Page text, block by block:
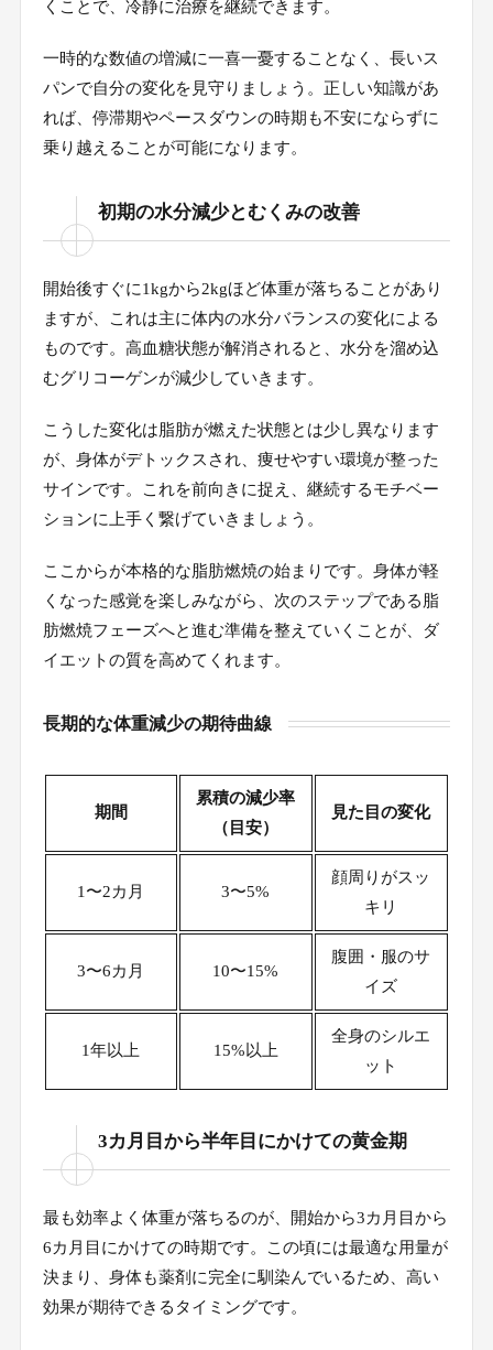
くことで、冷静に治療を継続できます。
一時的な数値の増減に一喜一憂することなく、長いス
パンで自分の変化を見守りましょう。正しい知識があ
れば、停滞期やペースダウンの時期も不安にならずに
乗り越えることが可能になります。
初期の水分減少とむくみの改善
開始後すぐに1kgから2kgほど体重が落ちることがあり
ますが、これは主に体内の水分バランスの変化による
ものです。高血糖状態が解消されると、水分を溜め込
むグリコーゲンが減少していきます。
こうした変化は脂肪が燃えた状態とは少し異なります
が、身体がデトックスされ、痩せやすい環境が整った
サインです。これを前向きに捉え、継続するモチベー
ションに上手く繋げていきましょう。
ここからが本格的な脂肪燃焼の始まりです。身体が軽
くなった感覚を楽しみながら、次のステップである脂
肪燃焼フェーズへと進む準備を整えていくことが、ダ
イエットの質を高めてくれます。
長期的な体重減少の期待曲線
期間
累積の減少率
（目安）
見た目の変化
1〜2カ月 3〜5%
顔周りがスッ
キリ
3〜6カ月 10〜15%
腹囲・服のサ
イズ
1年以上 15%以上
全身のシルエ
ット
3カ月目から半年目にかけての黄金期
最も効率よく体重が落ちるのが、開始から3カ月目から
6カ月目にかけての時期です。この頃には最適な用量が
決まり、身体も薬剤に完全に馴染んでいるため、高い
効果が期待できるタイミングです。